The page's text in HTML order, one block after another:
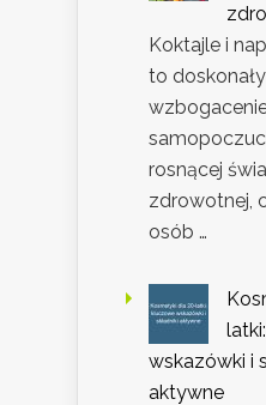
Koktajle i
to
rosnącej
zdrowotnej,
osób …
wskazówki i
aktywne